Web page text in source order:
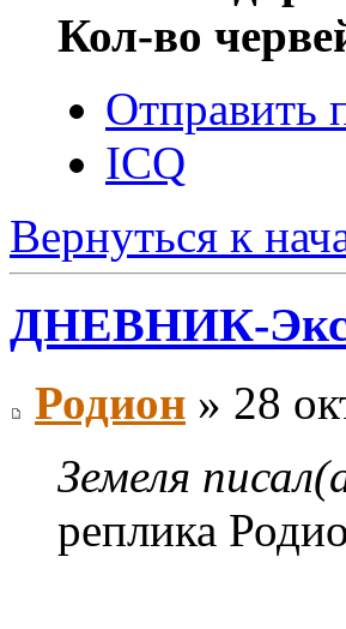
Кол-во
Отправить
ICQ
Вернуться к
ДНЕВНИК-
Родион » 28
Земеля
реплика